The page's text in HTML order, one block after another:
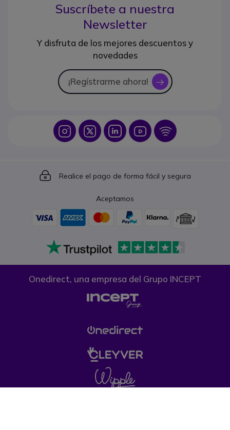
Suscríbete a nuestra
Newsletter
Y disfruta de los mejores descuentos y
novedades
¡Regístrarme ahora! icon
Icon IconIcon Icon Icon
Icon
Realice el pago de forma fácil y segura
Aceptamos
Onedirect, una empresa del Grupo INCEPT